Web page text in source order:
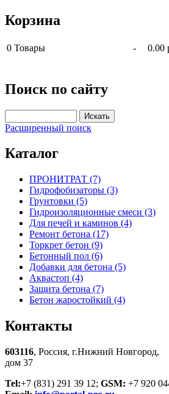
Корзина
0 Товары -
0.00
Поиск по сайту
Расширенный поиск
Каталог
ПРОНИТРАТ (7)
Гидрофобизаторы (3)
Грунтовки (5)
Гидроизоляционные смеси (3)
Для печей и каминов (4)
Ремонт бетона (17)
Торкрет бетон (9)
Бетонный пол (6)
Добавки для бетона (5)
Аквастоп (4)
Защита бетона (7)
Бетон жаростойкий (4)
Контакты
603116, Россия, г.Нижний
дом 37
Tel:+7 (831) 291 39 12; GSM: +7 920